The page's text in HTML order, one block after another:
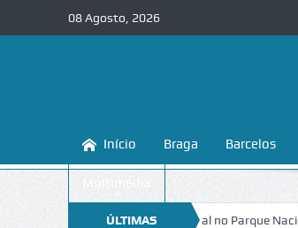
08 Agosto, 2026
Início Braga Barcelos
Multimédia
ÚLTIMAS
Volta a Portugal no Parque Nacional da Peneda-